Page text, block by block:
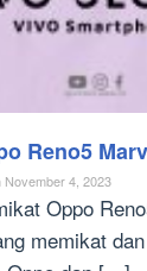
Reno5
November 4, 2023
Oppo
memikat